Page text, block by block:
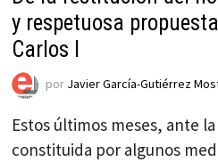
y respetuosa
Carlos I
por Javier García-Gutiérrez
Estos últimos meses, ante
constituida por algunos